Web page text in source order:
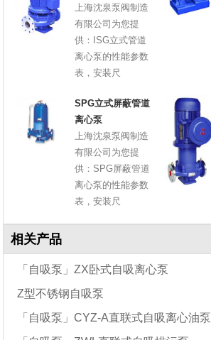
上海沈泉泵阀制造
有限公司为您提
供：ISG立式管道
离心泵的性能参数
表，安装尺
SPG立式屏蔽管道
离心泵
上海沈泉泵阀制造
有限公司为您提
供：SPG屏蔽管道
离心泵的性能参数
表，安装尺
相关产品
「自吸泵」ZX卧式自吸离心泵
Z型不锈钢自吸泵
「自吸泵」CYZ-A直联式自吸离心油泵